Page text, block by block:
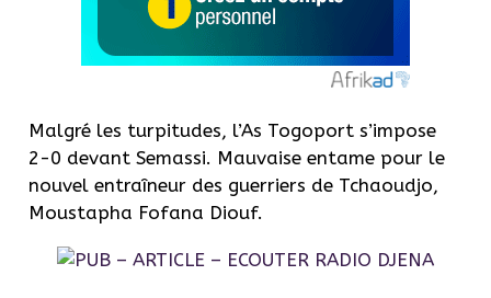
Malgré les turpitudes, l’As Togoport s’impose
2-0 devant Semassi. Mauvaise entame pour le
nouvel entraîneur des guerriers de Tchaoudjo,
Moustapha Fofana Diouf.